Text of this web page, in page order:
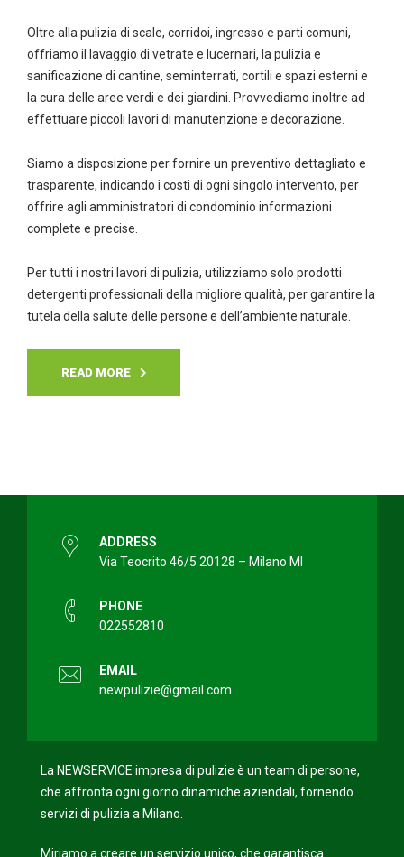
Oltre alla pulizia di scale, corridoi, ingresso e parti comuni,
offriamo il lavaggio di vetrate e lucernari, la pulizia e
sanificazione di cantine, seminterrati, cortili e spazi esterni e
la cura delle aree verdi e dei giardini. Provvediamo inoltre ad
effettuare piccoli lavori di manutenzione e decorazione.
Siamo a disposizione per fornire un preventivo dettagliato e
trasparente, indicando i costi di ogni singolo intervento, per
offrire agli amministratori di condominio informazioni
complete e precise.
Per tutti i nostri lavori di pulizia, utilizziamo solo prodotti
detergenti professionali della migliore qualità, per garantire la
tutela della salute delle persone e dell’ambiente naturale.
READ MORE
ADDRESS
Via Teocrito 46/5 20128 – Milano MI
PHONE
022552810
EMAIL
newpulizie@gmail.com
La NEWSERVICE impresa di pulizie è un team di persone,
che affronta ogni giorno dinamiche aziendali, fornendo
servizi di pulizia a Milano.
Miriamo a creare un servizio unico, che garantisca